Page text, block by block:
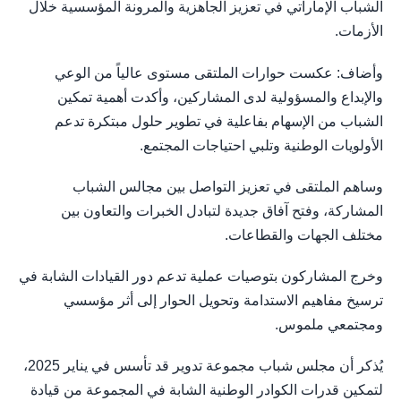
الشباب الإماراتي في تعزيز الجاهزية والمرونة المؤسسية خلال
الأزمات.
وأضاف: عكست حوارات الملتقى مستوى عالياً من الوعي
والإبداع والمسؤولية لدى المشاركين، وأكدت أهمية تمكين
الشباب من الإسهام بفاعلية في تطوير حلول مبتكرة تدعم
الأولويات الوطنية وتلبي احتياجات المجتمع.
وساهم الملتقى في تعزيز التواصل بين مجالس الشباب
المشاركة، وفتح آفاق جديدة لتبادل الخبرات والتعاون بين
مختلف الجهات والقطاعات.
وخرج المشاركون بتوصيات عملية تدعم دور القيادات الشابة في
ترسيخ مفاهيم الاستدامة وتحويل الحوار إلى أثر مؤسسي
ومجتمعي ملموس.
يُذكر أن مجلس شباب مجموعة تدوير قد تأسس في يناير 2025،
لتمكين قدرات الكوادر الوطنية الشابة في المجموعة من قيادة